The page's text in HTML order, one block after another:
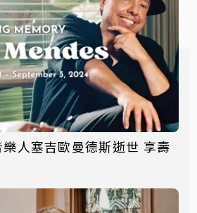
人塞吉歐曼德斯逝世 享壽